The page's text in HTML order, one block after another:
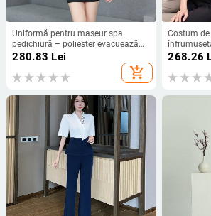
Uniformă pentru maseur spa
pedichiură – poliester evacuează
umezeala, mâneci scurte, guler fără,
280.83 Lei
add_shopping_cart
Costum
cu
materialul
268.26